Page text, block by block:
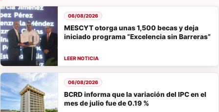
MESCYT otorga unas 1,500 becas y deja
iniciado programa “Excelencia sin Barreras”
06/08/2026
BCRD informa que la variación del IPC en el
mes de julio fue de 0.19 %
06/08/2026